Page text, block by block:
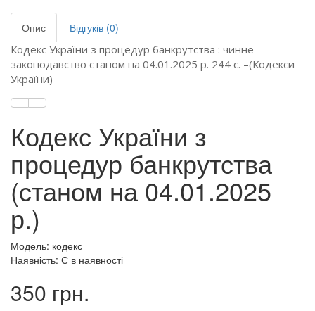
Опис
Відгуків (0)
Кодекс України з процедур банкрутства : чинне
законодавство станом на 04.01.2025 р. 244 с. –(Кодекси
України)
Кодекс України з
процедур банкрутства
(станом на 04.01.2025
р.)
Модель: кодекс
Наявність: Є в наявності
350 грн.